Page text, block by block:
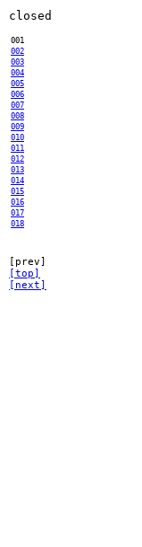
closed
001
002
003
004
005
006
007
008
009
010
011
012
013
014
015
016
017
018
[prev]
[top]
[next]